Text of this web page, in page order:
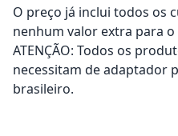
O preço já inclui todos os
nenhum valor extra para
ATENÇÃO: Todos os
necessitam de adaptador
brasileiro.